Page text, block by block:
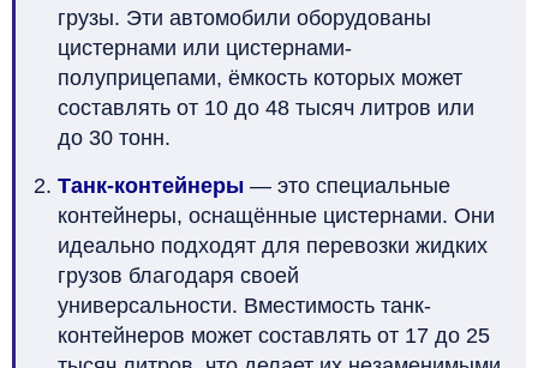
грузы. Эти автомобили оборудованы
цистернами или цистернами-
полуприцепами, ёмкость которых может
составлять от 10 до 48 тысяч литров или
до 30 тонн.
Танк-контейнеры — это специальные
контейнеры, оснащённые цистернами. Они
идеально подходят для перевозки жидких
грузов благодаря своей
универсальности. Вместимость танк-
контейнеров может составлять от 17 до 25